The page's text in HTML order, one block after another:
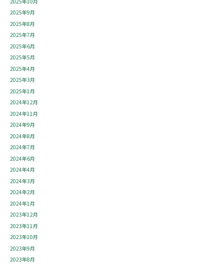
2025年9月
2025年8月
2025年7月
2025年6月
2025年5月
2025年4月
2025年3月
2025年1月
2024年12月
2024年11月
2024年9月
2024年8月
2024年7月
2024年6月
2024年4月
2024年3月
2024年2月
2024年1月
2023年12月
2023年11月
2023年10月
2023年9月
2023年8月